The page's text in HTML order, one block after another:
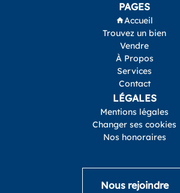
PAGES
Accueil
Trouvez un bien
Vendre
À Propos
Services
Contact
LÉGALES
Mentions légales
Changer ses cookies
Nos honoraires
Nous rejoindre